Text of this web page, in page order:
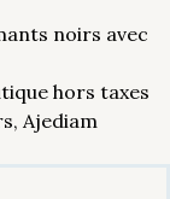
noirs avec
hors taxes
Ajediam